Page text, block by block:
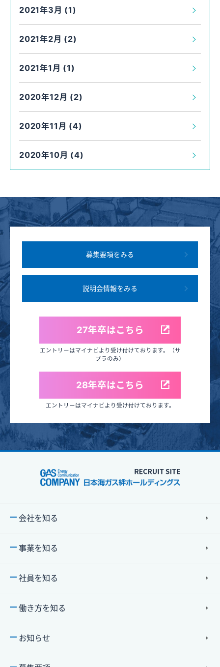
2021年3月 (1)
2021年2月 (2)
2021年1月 (1)
2020年12月 (2)
2020年11月 (4)
2020年10月 (4)
募集要項をみる
説明会情報をみる
27年卒はこちら
エントリーはマイナビより受け付けております。（サ
プラのみ）
28年卒はこちら
エントリーはマイナビより受け付けております。
会社を知る
事業を知る
社員を知る
働き⽅を知る
お知らせ